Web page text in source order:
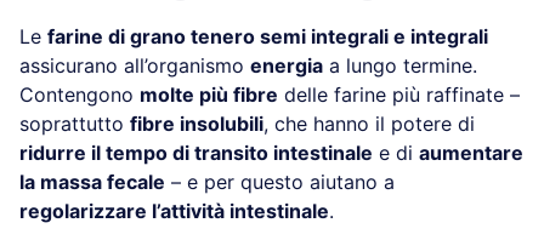
Le farine di grano tenero semi integrali e integrali
assicurano all’organismo energia a lungo termine.
Contengono molte più fibre delle farine più raffinate –
soprattutto fibre insolubili, che hanno il potere di
ridurre il tempo di transito intestinale e di aumentare
la massa fecale – e per questo aiutano a
regolarizzare l’attività intestinale.